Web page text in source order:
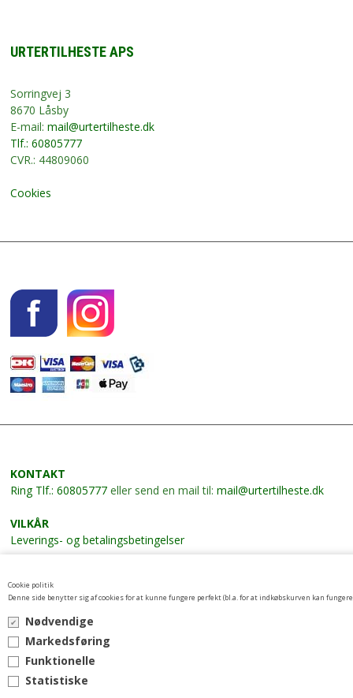
Cookie politik
Denne side benytter sig af cookies for at kunne fungere perfekt (bl.a. for at indkøbskurven kan
Nødvendige
Markedsføring
Funktionelle
Statistiske
URTERTILHESTE APS
Sorringvej 3
8670 Låsby
E-mail: mail@urtertilheste.dk
Tlf.: 60805777
CVR.: 44809060
Cookies
KONTAKT
Ring Tlf.: 60805777eller send en mail til: mail@urtertilheste.dk
VILKÅR
Leverings- og betalingsbetingelser
Tilmeld nyhedsbrev her